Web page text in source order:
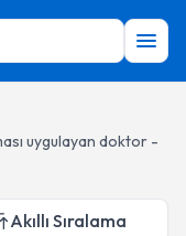
uygulayan doktor -
Akıllı Sıralama